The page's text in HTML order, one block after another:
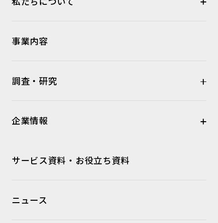
事業内容
調査・研究
企業情報
サービス資料・お役立ち資料
ニュース